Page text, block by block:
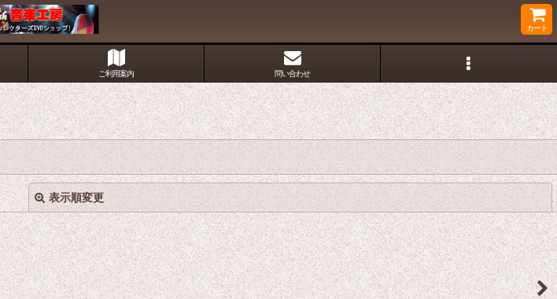
カート
ご利用案内 問い合わせ
表示順変更 閉じる